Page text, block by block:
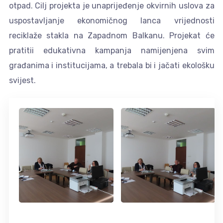
otpad. Cilj projekta je unaprijeđenje okvirnih uslova za
uspostavljanje ekonomičnog lanca vrijednosti
reciklaže stakla na Zapadnom Balkanu. Projekat će
pratitii edukativna kampanja namijenjena svim
građanima i institucijama, a trebala bi i jačati ekološku
svijest.